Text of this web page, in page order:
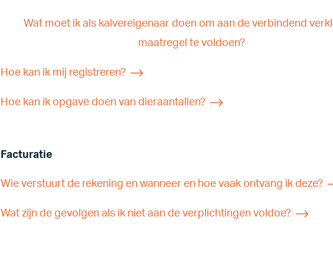
Wat moet ik als kalvereigenaar doen om aan de verbindend
maatregel te voldoen?
Hoe kan ik mij registreren?
Hoe kan ik opgave doen van dieraantallen?
Facturatie
Wie verstuurt de rekening en wanneer en hoe vaak ontvang ik deze?
Wat zijn de gevolgen als ik niet aan de verplichtingen voldoe?